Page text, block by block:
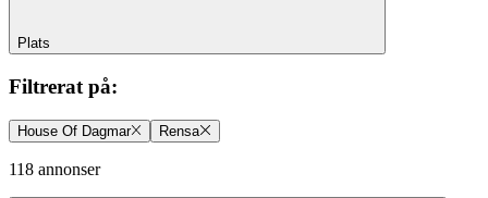
Plats
Filtrerat på:
House Of Dagmar Rensa
118 annonser